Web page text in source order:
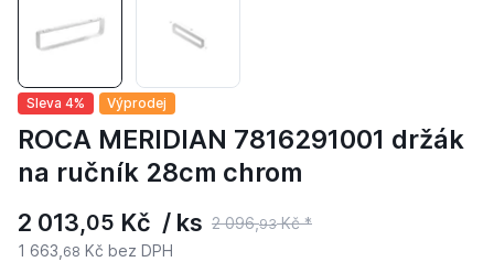
Sleva 4% Výprodej
ROCA MERIDIAN 7816291001 držák
na ručník 28cm chrom
2 013,05 Kč / ks 2 096,93Kč *
1 663, 68 Kč bez DPH